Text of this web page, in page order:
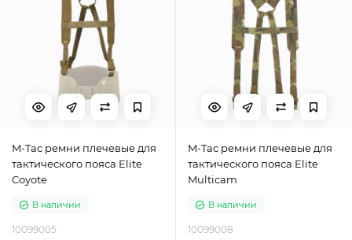
M-Tac ремни плечевые для
тактического пояса Elite
Coyote
В наличии
10099005
M-Tac ремни плечевые для
тактического пояса Elite
Multicam
В наличии
10099008